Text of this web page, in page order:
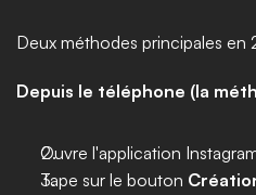
Deux méthodes principales en
Depuis le téléphone (la
Ouvre l'application
Tape sur le bouton